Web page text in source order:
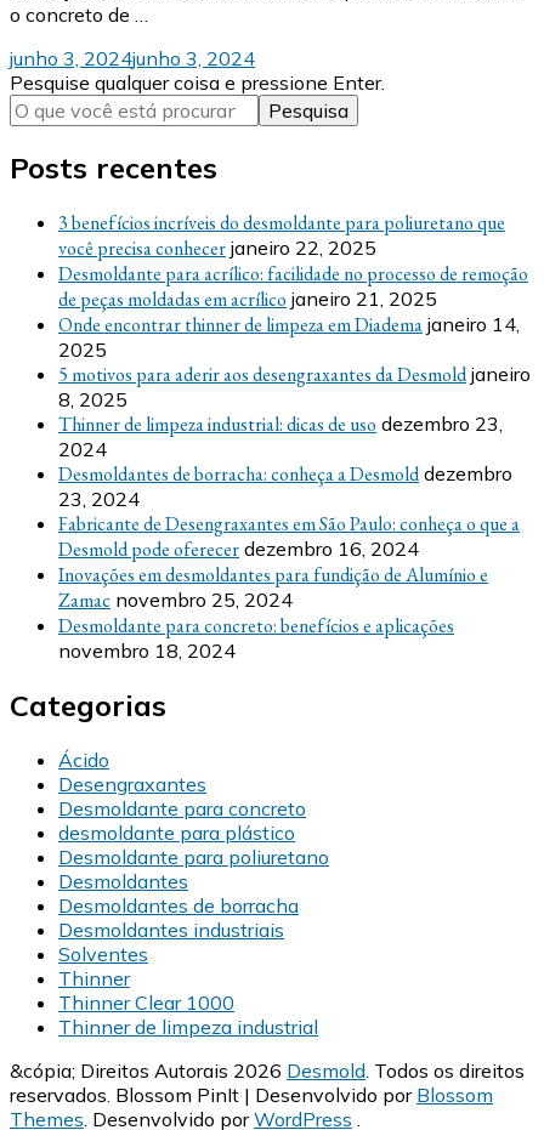
o concreto de …
junho 3, 2024junho 3, 2024
Procurando
algo?
Pesquise qualquer coisa e pressione Enter.
Posts recentes
3 benefícios incríveis do desmoldante para poliuretano que
você precisa conhecer janeiro 22, 2025
Desmoldante para acrílico: facilidade no processo de remoção
de peças moldadas em acrílico janeiro 21, 2025
Onde encontrar thinner de limpeza em Diadema janeiro 14,
2025
5 motivos para aderir aos desengraxantes da Desmold janeiro
8, 2025
Thinner de limpeza industrial: dicas de uso dezembro 23,
2024
Desmoldantes de borracha: conheça a Desmold dezembro
23, 2024
Fabricante de Desengraxantes em São Paulo: conheça o que a
Desmold pode oferecer dezembro 16, 2024
Inovações em desmoldantes para fundição de Alumínio e
Zamac novembro 25, 2024
Desmoldante para concreto: benefícios e aplicações
novembro 18, 2024
Categorias
Ácido
Desengraxantes
Desmoldante para concreto
desmoldante para plástico
Desmoldante para poliuretano
Desmoldantes
Desmoldantes de borracha
Desmoldantes industriais
Solventes
Thinner
Thinner Clear 1000
Thinner de limpeza industrial
&cópia; Direitos Autorais 2026 Desmold. Todos os direitos
reservados. Blossom PinIt | Desenvolvido por Blossom
Themes. Desenvolvido porWordPress .